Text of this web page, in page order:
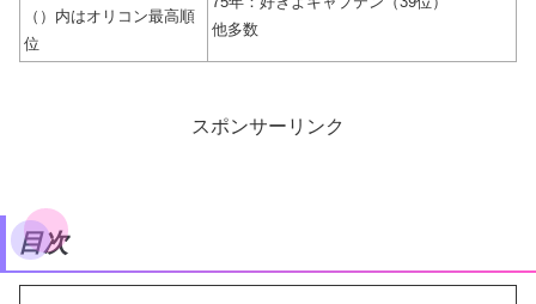
（）内はオリコン最高順
位
他多数
スポンサーリンク
目次